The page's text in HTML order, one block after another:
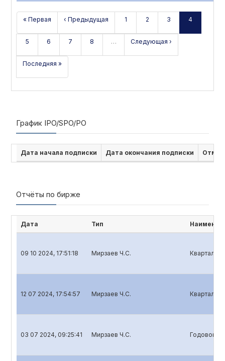
« Первая ‹ Предыдущая 1 2 3 4
5 6 7 8 … Следующая ›
Последняя »
График IPO/SPO/PO
Дата начала подписки Дата окончания подписки
Отчёты по бирже
Дата Тип
09 10 2024, 17:51:18 Мирзаев Ч.С.
12 07 2024, 17:54:57 Мирзаев Ч.С.
03 07 2024, 09:25:41 Мирзаев Ч.С. Годовой